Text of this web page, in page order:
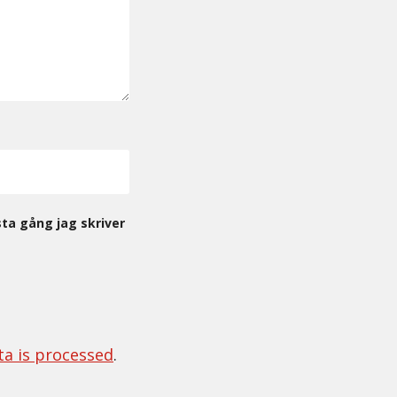
gång jag skriver
is processed.